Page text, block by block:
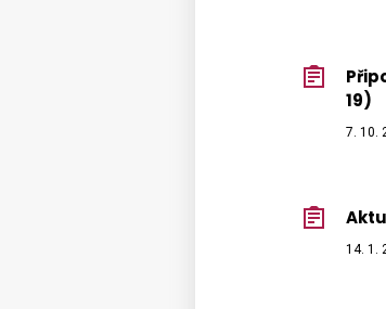
19)
7. 10.
14. 1.